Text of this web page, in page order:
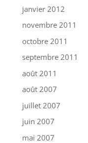
janvier 2012
novembre 2011
octobre 2011
septembre 2011
août 2011
août 2007
juillet 2007
juin 2007
mai 2007